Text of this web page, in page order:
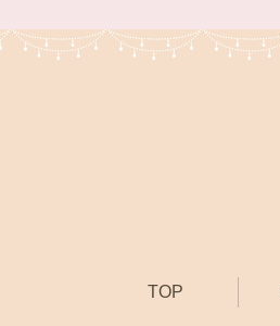
TOP